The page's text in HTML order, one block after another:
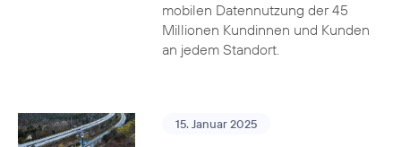
mobilen Datennutzung der 45
Millionen Kundinnen und Kunden
an jedem Standort.
15. Januar 2025